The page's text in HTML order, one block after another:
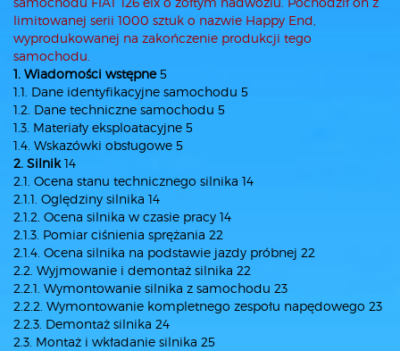
limitowanej serii 1000 sztuk o nazwie Happy End,
wyprodukowanej na zakończenie produkcji tego
samochodu.
1. Wiadomości wstępne5
1.1. Dane identyfikacyjne samochodu 5
1.2. Dane techniczne samochodu 5
1.3. Materiały eksploatacyjne 5
1.4. Wskazówki obsługowe 5
2. Silnik14
2.1. Ocena stanu technicznego silnika 14
2.1.1. Oględziny silnika 14
2.1.2. Ocena silnika w czasie pracy 14
2.1.3. Pomiar ciśnienia sprężania 22
2.1.4. Ocena silnika na podstawie jazdy próbnej 22
2.2. Wyjmowanie i demontaż silnika 22
2.2.1. Wymontowanie silnika z samochodu 23
2.2.2. Wymontowanie kompletnego zespołu napędowego 23
2.2.3. Demontaż silnika 24
2.3. Montaż i wkładanie silnika 25